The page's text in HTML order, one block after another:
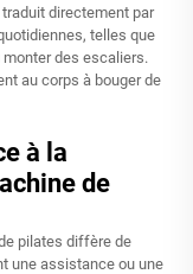
directement par
telles que
des escaliers.
au corps à bouger de
à la
de
pilates diffère de
une assistance ou une